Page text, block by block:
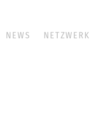
NEWS NETZWERK